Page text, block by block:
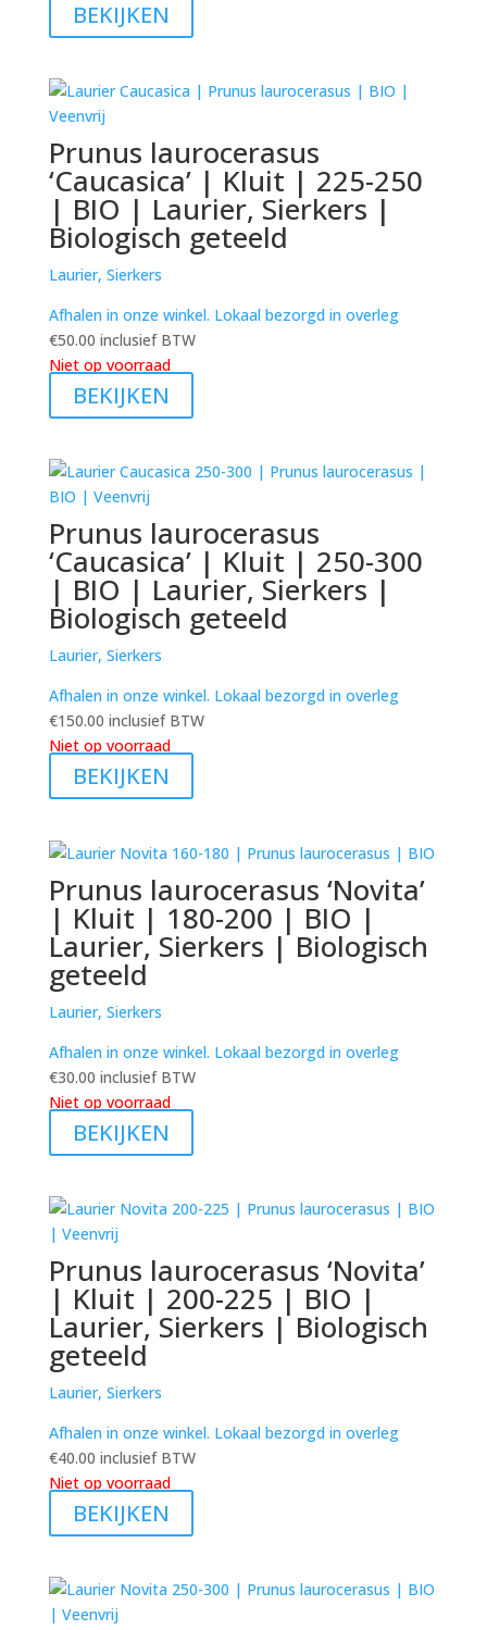
BEKIJKEN
Prunus laurocerasus
‘Caucasica’ | Kluit | 225-250
| BIO | Laurier, Sierkers |
Biologisch geteeld
Laurier, Sierkers
Afhalen in onze winkel. Lokaal bezorgd in overleg
€50.00 inclusief BTW
Niet op voorraad
BEKIJKEN
Prunus laurocerasus
‘Caucasica’ | Kluit | 250-300
| BIO | Laurier, Sierkers |
Biologisch geteeld
Laurier, Sierkers
Afhalen in onze winkel. Lokaal bezorgd in overleg
€150.00 inclusief BTW
Niet op voorraad
BEKIJKEN
Prunus laurocerasus ‘Novita’
| Kluit | 180-200 | BIO |
Laurier, Sierkers | Biologisch
geteeld
Laurier, Sierkers
Afhalen in onze winkel. Lokaal bezorgd in overleg
€30.00 inclusief BTW
Niet op voorraad
BEKIJKEN
Prunus laurocerasus ‘Novita’
| Kluit | 200-225 | BIO |
Laurier, Sierkers | Biologisch
geteeld
Laurier, Sierkers
Afhalen in onze winkel. Lokaal bezorgd in overleg
€40.00 inclusief BTW
Niet op voorraad
BEKIJKEN